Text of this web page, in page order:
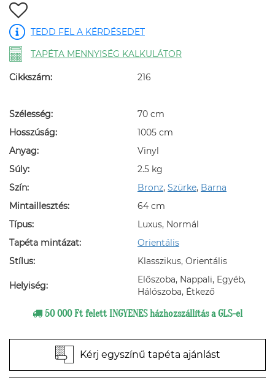
TEDD FEL A KÉRDÉSEDET
TAPÉTA MENNYISÉG KALKULÁTOR
Cikkszám: 216
Szélesség:
70 cm
Hosszúság:
1005 cm
Anyag:
Vinyl
Súly:
2.5 kg
Szín:
Bronz, Szürke, Barna
Mintaillesztés:
64 cm
Típus:
Luxus, Normál
Tapéta mintázat:
Orientális
Stílus:
Klasszikus, Orientális
Helyiség:
Előszoba, Nappali, Egyéb,
Hálószoba, Étkező
50 000 Ft felett INGYENES házhozszállítás a GLS-el
Kérj egyszínű tapéta ajánlást